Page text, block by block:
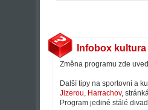
Infobox kultura
Změna programu zde
Další tipy na sportovní a
Jizerou, Harrachov,
Program jediné stálé